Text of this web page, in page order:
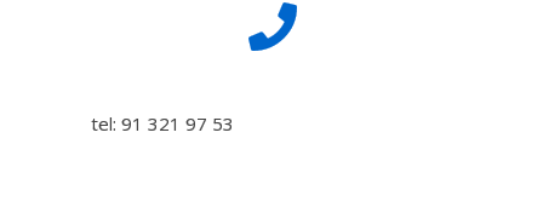
tel: 91 321 97 53